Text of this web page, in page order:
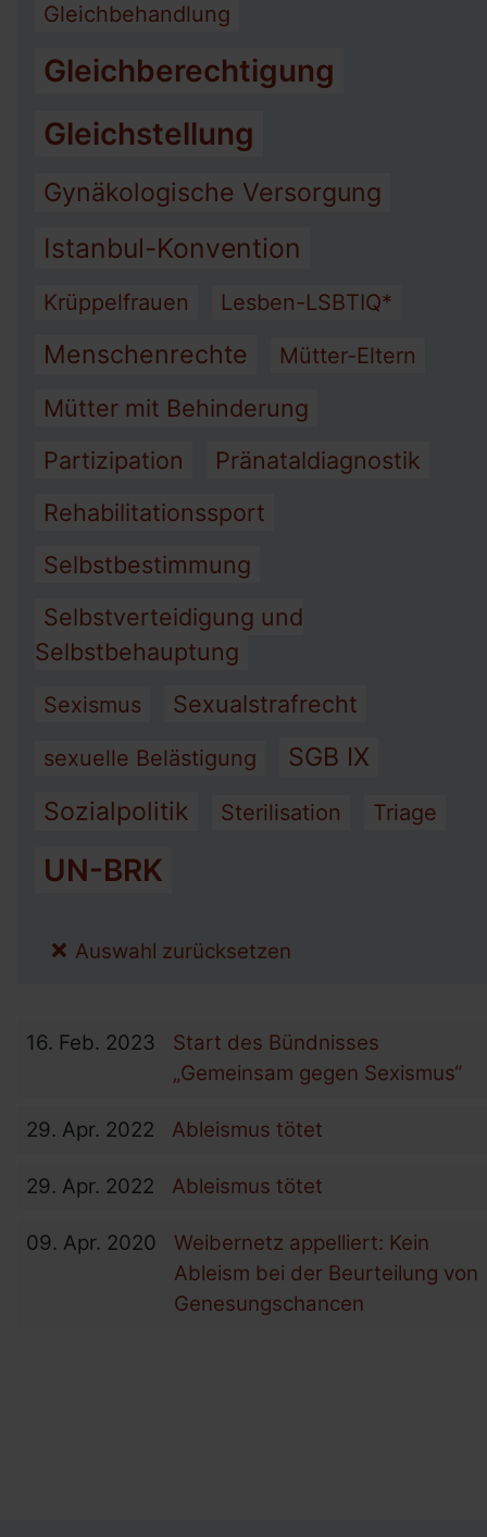
Gleichbehandlung
Gleichberechtigung
Gleichstellung
Gynäkologische Versorgung
Istanbul-Konvention
Krüppelfrauen Lesben-LSBTIQ*
Menschenrechte Mütter-Eltern
Mütter mit Behinderung
Partizipation
Pränataldiagnostik
Rehabilitationssport
Selbstbestimmung
Selbstverteidigung und
Selbstbehauptung
Sexismus Sexualstrafrecht
sexuelle Belästigung
SGB IX
Sozialpolitik
Sterilisation Triage
UN-BRK
Auswahl zurücksetzen
16. Feb. 2023
Start des Bündnisses
„Gemeinsam gegen Sexismus“
29. Apr. 2022 Ableismus tötet
29. Apr. 2022 Ableismus tötet
09. Apr. 2020
Weibernetz appelliert: Kein
Ableism bei der Beurteilung von
Genesungschancen